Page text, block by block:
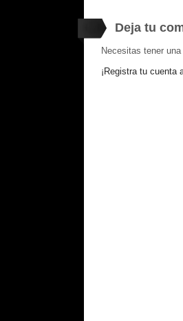
Deja tu
Necesitas tener
¡Registra tu cuenta